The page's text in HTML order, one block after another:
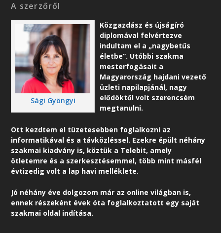
A szerzőről
Sági Gyöngyi
Közgazdász és újságíró
diplomával felvértezve
indultam el a „nagybetűs
életbe”. Utóbbi szakma
mesterfogásait a
Magyarország hajdani vezető
üzleti napilapjánál, nagy
elődöktől volt szerencsém
megtanulni.
Ott kezdtem el tüzetesebben foglalkozni az
informatikával és a távközléssel. Ezekre épült néhány
szakmai kiadvány is, köztük a Telebit, amely
ötletemre és a szerkesztésemmel, több mint másfél
évtizedig volt a lap havi melléklete.
Jó néhány éve dolgozom már az online világban is,
ennek részeként évek óta foglalkoztatott egy saját
szakmai oldal indítása.